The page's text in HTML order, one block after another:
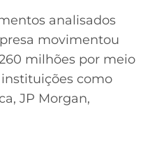
analisados
movimentou
milhões por meio
como
JP Morgan,